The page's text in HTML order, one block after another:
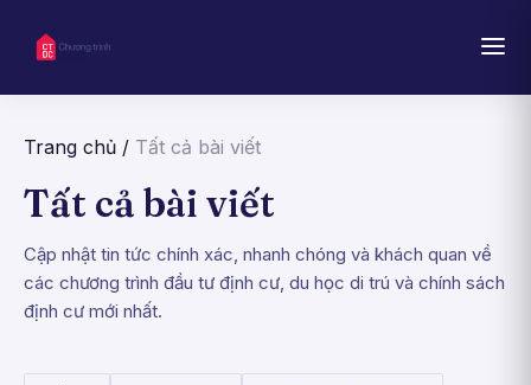
Trang chủ / Tất cả bài viết
Tất cả bài viết
Cập nhật tin tức chính xác, nhanh chóng và khách quan về
các chương trình đầu tư định cư, du học di trú và chính sách
định cư mới nhất.